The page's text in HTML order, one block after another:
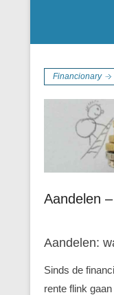
Financionary
Aandelen
Aandelen:
Sinds de
rente flink